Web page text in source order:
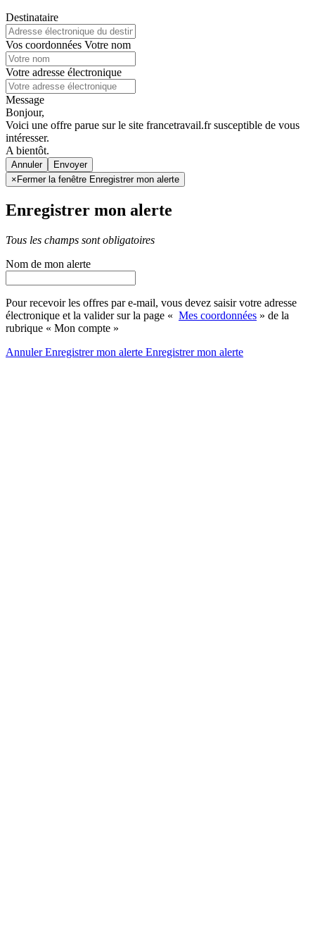
Destinataire
Vos coordonnées Votre nom
Votre adresse électronique
Message
Bonjour,
Voici une offre parue sur le site francetravail.fr susceptible de vous
intéresser.
A bientôt.
Annuler
× Fermer la fenêtre Enregistrer mon alerte
Enregistrer mon alerte
Tous les champs sont obligatoires
Nom de mon alerte
Pour recevoir les offres par e-mail, vous devez saisir votre adresse
électronique et la valider sur la page « Mes coordonnées » de la
rubrique « Mon compte »
AnnulerEnregistrer mon alerte Enregistrermon alerte